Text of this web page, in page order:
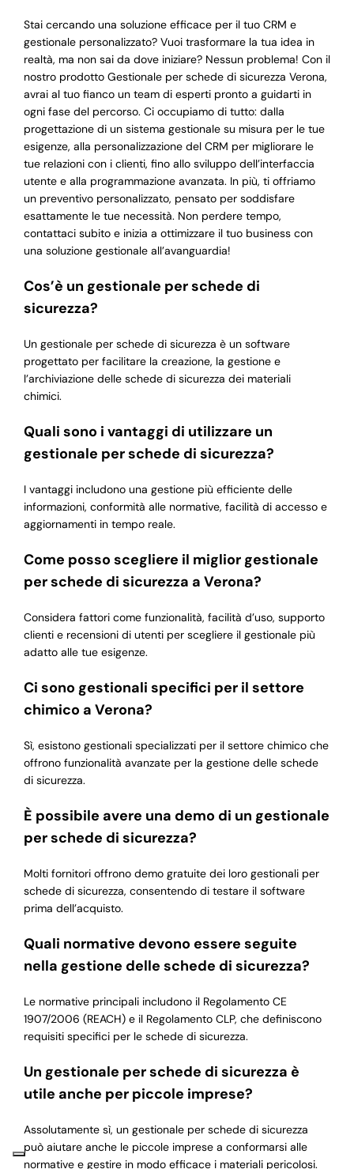
Stai cercando una soluzione efficace per il tuo CRM e
gestionale personalizzato? Vuoi trasformare la tua idea in
realtà, ma non sai da dove iniziare? Nessun problema! Con il
nostro prodotto Gestionale per schede di sicurezza Verona,
avrai al tuo fianco un team di esperti pronto a guidarti in
ogni fase del percorso. Ci occupiamo di tutto: dalla
progettazione di un sistema gestionale su misura per le tue
esigenze, alla personalizzazione del CRM per migliorare le
tue relazioni con i clienti, fino allo sviluppo dell’interfaccia
utente e alla programmazione avanzata. In più, ti offriamo
un preventivo personalizzato, pensato per soddisfare
esattamente le tue necessità. Non perdere tempo,
contattaci subito e inizia a ottimizzare il tuo business con
una soluzione gestionale all’avanguardia!
Cos’è un gestionale per schede di
sicurezza?
Un gestionale per schede di sicurezza è un software
progettato per facilitare la creazione, la gestione e
l’archiviazione delle schede di sicurezza dei materiali
chimici.
Quali sono i vantaggi di utilizzare un
gestionale per schede di sicurezza?
I vantaggi includono una gestione più efficiente delle
informazioni, conformità alle normative, facilità di accesso e
aggiornamenti in tempo reale.
Come posso scegliere il miglior gestionale
per schede di sicurezza a Verona?
Considera fattori come funzionalità, facilità d’uso, supporto
clienti e recensioni di utenti per scegliere il gestionale più
adatto alle tue esigenze.
Ci sono gestionali specifici per il settore
chimico a Verona?
Sì, esistono gestionali specializzati per il settore chimico che
offrono funzionalità avanzate per la gestione delle schede
di sicurezza.
È possibile avere una demo di un gestionale
per schede di sicurezza?
Molti fornitori offrono demo gratuite dei loro gestionali per
schede di sicurezza, consentendo di testare il software
prima dell’acquisto.
Quali normative devono essere seguite
nella gestione delle schede di sicurezza?
Le normative principali includono il Regolamento CE
1907/2006 (REACH) e il Regolamento CLP, che definiscono
requisiti specifici per le schede di sicurezza.
Un gestionale per schede di sicurezza è
utile anche per piccole imprese?
Assolutamente sì, un gestionale per schede di sicurezza
può aiutare anche le piccole imprese a conformarsi alle
normative e gestire in modo efficace i materiali pericolosi.